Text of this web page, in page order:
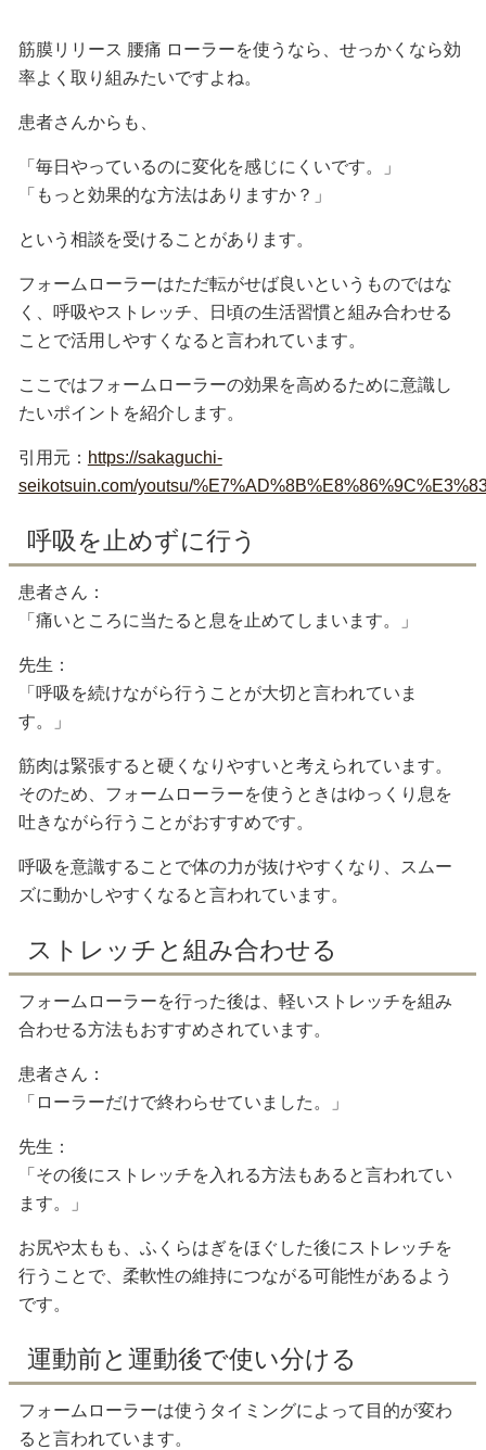
筋膜リリース 腰痛 ローラーを使うなら、せっかくなら効
率よく取り組みたいですよね。
患者さんからも、
「毎日やっているのに変化を感じにくいです。」
「もっと効果的な方法はありますか？」
という相談を受けることがあります。
フォームローラーはただ転がせば良いというものではな
く、呼吸やストレッチ、日頃の生活習慣と組み合わせる
ことで活用しやすくなると言われています。
ここではフォームローラーの効果を高めるために意識し
たいポイントを紹介します。
引用元： https://sakaguchi-
seikotsuin.com/youtsu/
呼吸を止めずに行う
患者さん：
「痛いところに当たると息を止めてしまいます。」
先生：
「呼吸を続けながら行うことが大切と言われていま
す。」
筋肉は緊張すると硬くなりやすいと考えられています。
そのため、フォームローラーを使うときはゆっくり息を
吐きながら行うことがおすすめです。
呼吸を意識することで体の力が抜けやすくなり、スムー
ズに動かしやすくなると言われています。
ストレッチと組み合わせる
フォームローラーを行った後は、軽いストレッチを組み
合わせる方法もおすすめされています。
患者さん：
「ローラーだけで終わらせていました。」
先生：
「その後にストレッチを入れる方法もあると言われてい
ます。」
お尻や太もも、ふくらはぎをほぐした後にストレッチを
行うことで、柔軟性の維持につながる可能性があるよう
です。
運動前と運動後で使い分ける
フォームローラーは使うタイミングによって目的が変わ
ると言われています。